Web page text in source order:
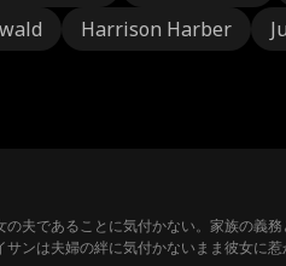
Harrison Harber
夫であることに気付かない。家族の義
ンは夫婦の絆に気付かないまま彼女に